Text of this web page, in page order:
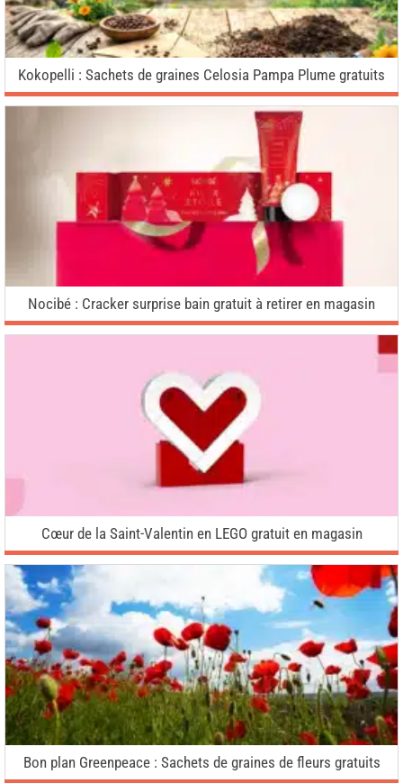
Kokopelli : Sachets de graines Celosia Pampa Plume gratuits
Nocibé : Cracker surprise bain gratuit à retirer en magasin
Cœur de la Saint-Valentin en LEGO gratuit en magasin
Bon plan Greenpeace : Sachets de graines de fleurs gratuits